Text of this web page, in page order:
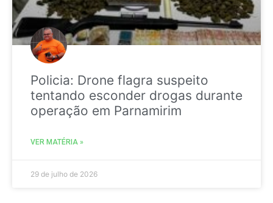
Policia: Drone flagra suspeito
tentando esconder drogas durante
operação em Parnamirim
VER MATÉRIA »
29 de julho de 2026